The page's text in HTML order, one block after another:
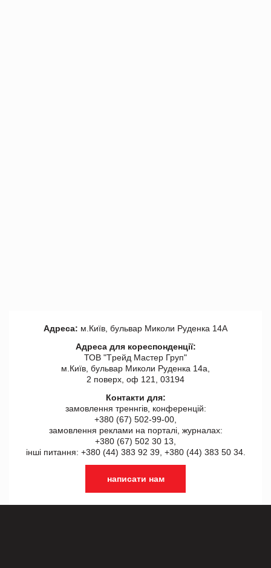
Адреса: м.Київ, бульвар Миколи Руденка 14А
Адреса для кореспонденції:
ТОВ "Tрейд Мастер Груп"
м.Київ, бульвар Миколи Руденка 14а,
2 поверх, оф 121, 03194
Контакти для:
замовлення треннгів, конференцій:
+380 (67) 502-99-00,
замовлення реклами на порталі, журналах:
+380 (67) 502 30 13,
інші питання: +380 (44) 383 92 39, +380 (44) 383 50 34.
написати нам